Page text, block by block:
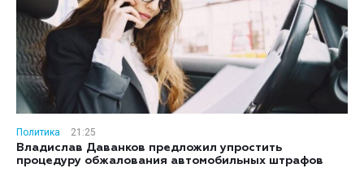
Политика
21:25
Владислав Даванков предложил упростить
процедуру обжалования автомобильных штрафов